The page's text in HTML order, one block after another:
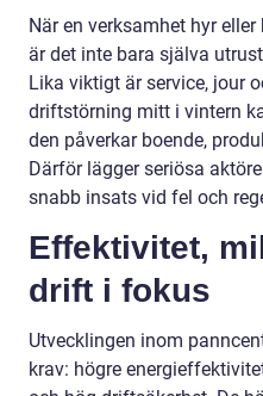
När en verksamhet hyr
är det inte bara själva
Lika viktigt är service, jour
driftstörning mitt i vintern
den påverkar boende,
Därför lägger seriösa
snabb insats vid fel och
Effektivitet,
drift i fokus
Utvecklingen inom
krav: högre